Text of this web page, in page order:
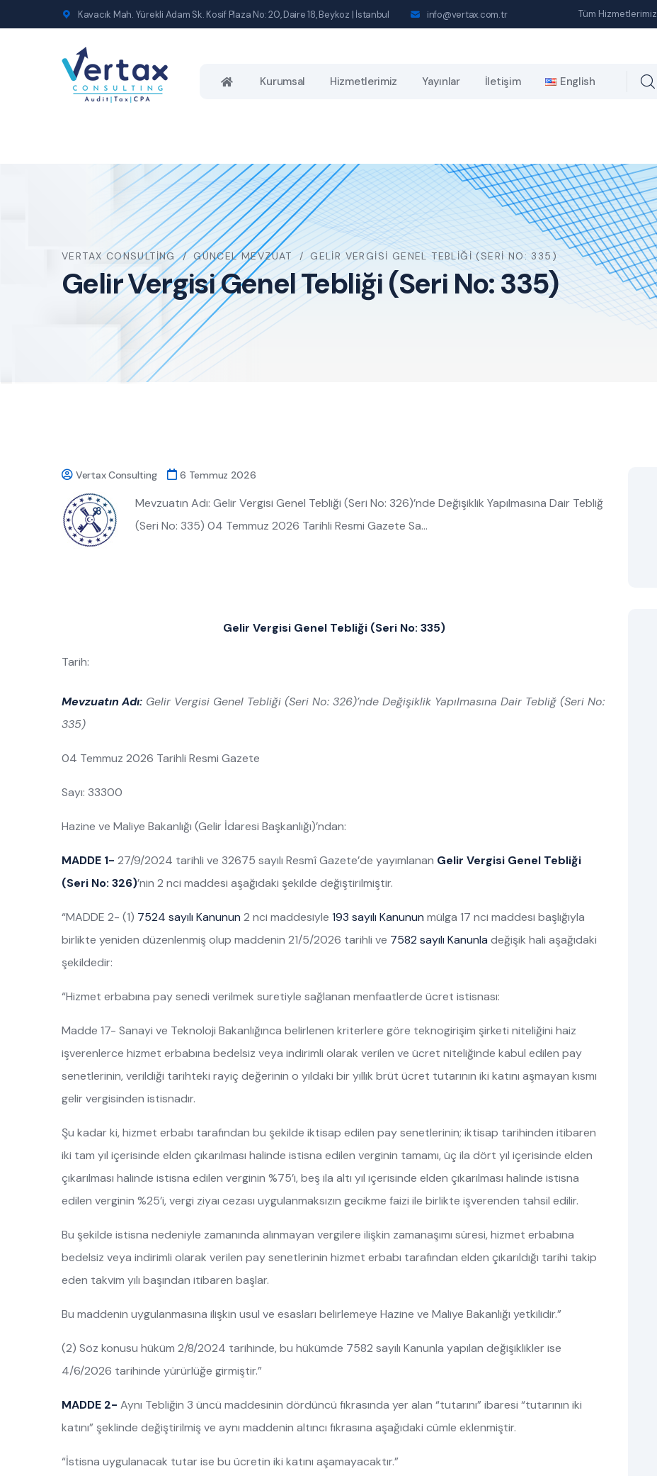
Kavacık Mah. Yürekli Adam Sk. Kosif Plaza No: 20, Daire 18, Beykoz | İstanbul info@vertax.com.tr Tüm Hizmetlerimiz
Kurumsal Hizmetlerimiz Yayınlar İletişim English
VERTAX CONSULTING GÜNCEL MEVZUAT GELIR VERGISI GENEL TEBLIĞI (SERI NO: 335)
Gelir Vergisi Genel Tebliği (Seri No: 335)
Vertax Consulting 6 Temmuz 2026
Mevzuatın Adı: Gelir Vergisi Genel Tebliği (Seri No: 326)’nde Değişiklik Yapılmasına Dair Tebliğ
(Seri No: 335) 04 Temmuz 2026 Tarihli Resmi Gazete Sa…
Gelir Vergisi Genel Tebliği (Seri No: 335)
Tarih:
Mevzuatın Adı: Gelir Vergisi Genel Tebliği (Seri No: 326)’nde Değişiklik Yapılmasına Dair Tebliğ (Seri No:
335)
04 Temmuz 2026 Tarihli Resmi Gazete
Sayı: 33300
Hazine ve Maliye Bakanlığı (Gelir İdaresi Başkanlığı)’ndan:
MADDE 1- 27/9/2024 tarihli ve 32675 sayılı Resmî Gazete’de yayımlanan Gelir Vergisi Genel Tebliği
(Seri No: 326)’nin 2 nci maddesi aşağıdaki şekilde değiştirilmiştir.
“MADDE 2- (1) 7524 sayılı Kanunun 2 nci maddesiyle 193 sayılı Kanunun mülga 17 nci maddesi başlığıyla
birlikte yeniden düzenlenmiş olup maddenin 21/5/2026 tarihli ve 7582 sayılı Kanunla değişik hali aşağıdaki
şekildedir:
“Hizmet erbabına pay senedi verilmek suretiyle sağlanan menfaatlerde ücret istisnası:
Madde 17- Sanayi ve Teknoloji Bakanlığınca belirlenen kriterlere göre teknogirişim şirketi niteliğini haiz
işverenlerce hizmet erbabına bedelsiz veya indirimli olarak verilen ve ücret niteliğinde kabul edilen pay
senetlerinin, verildiği tarihteki rayiç değerinin o yıldaki bir yıllık brüt ücret tutarının iki katını aşmayan kısmı
gelir vergisinden istisnadır.
Şu kadar ki, hizmet erbabı tarafından bu şekilde iktisap edilen pay senetlerinin; iktisap tarihinden itibaren
iki tam yıl içerisinde elden çıkarılması halinde istisna edilen verginin tamamı, üç ila dört yıl içerisinde elden
çıkarılması halinde istisna edilen verginin %75’i, beş ila altı yıl içerisinde elden çıkarılması halinde istisna
edilen verginin %25’i, vergi ziyaı cezası uygulanmaksızın gecikme faizi ile birlikte işverenden tahsil edilir.
Bu şekilde istisna nedeniyle zamanında alınmayan vergilere ilişkin zamanaşımı süresi, hizmet erbabına
bedelsiz veya indirimli olarak verilen pay senetlerinin hizmet erbabı tarafından elden çıkarıldığı tarihi takip
eden takvim yılı başından itibaren başlar.
Bu maddenin uygulanmasına ilişkin usul ve esasları belirlemeye Hazine ve Maliye Bakanlığı yetkilidir.”
(2) Söz konusu hüküm 2/8/2024 tarihinde, bu hükümde 7582 sayılı Kanunla yapılan değişiklikler ise
4/6/2026 tarihinde yürürlüğe girmiştir.”
MADDE 2- Aynı Tebliğin 3 üncü maddesinin dördüncü fıkrasında yer alan “tutarını” ibaresi “tutarının iki
katını” şeklinde değiştirilmiş ve aynı maddenin altıncı fıkrasına aşağıdaki cümle eklenmiştir.
“İstisna uygulanacak tutar ise bu ücretin iki katını aşamayacaktır.”